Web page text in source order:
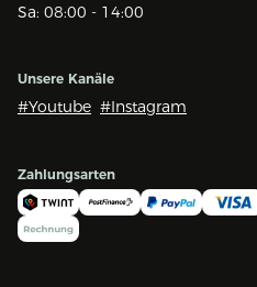
Sa: 08:00 - 14:00
Unsere Kanäle
#Youtube #Instagram
Zahlungsarten